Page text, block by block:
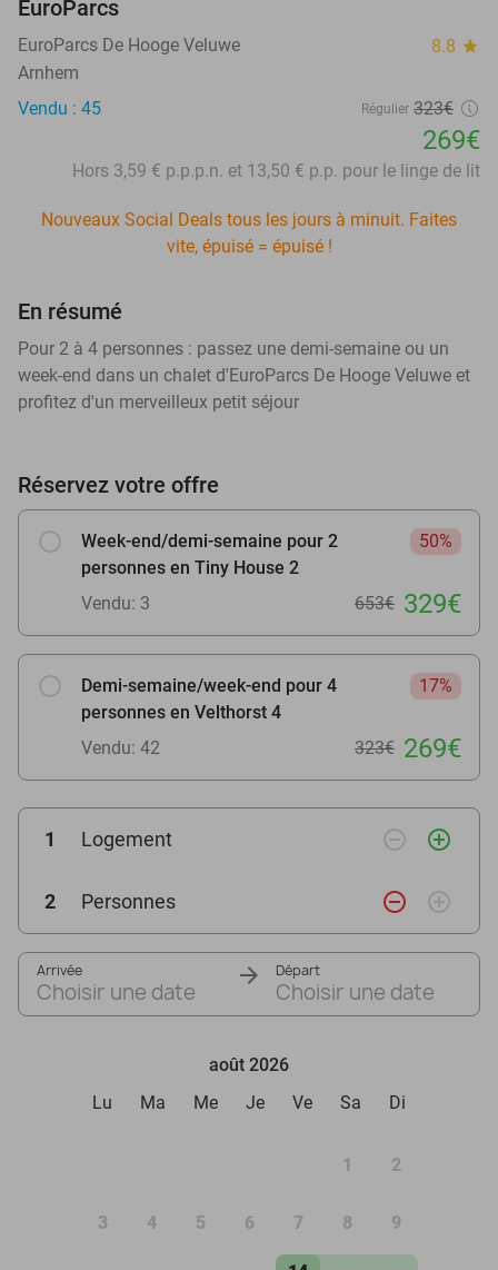
EuroParcs
EuroParcs De Hooge Veluwe 8.8 star
Arnhem
Vendu : 45
Régulier 323€
269€
Hors 3,59 € p.p.p.n. et 13,50 € p.p. pour le linge de lit
Nouveaux Social Deals tous les jours à minuit. Faites
vite, épuisé = épuisé !
En résumé
Pour 2 à 4 personnes : passez une demi-semaine ou un
week-end dans un chalet d'EuroParcs De Hooge Veluwe et
profitez d'un merveilleux petit séjour
Réservez votre offre
Week-end/demi-semaine pour 2
personnes en Tiny House 2
50%
Vendu: 3 653€ 329€
Demi-semaine/week-end pour 4
personnes en Velthorst 4
17%
Vendu: 42 323€ 269€
1 Logement remove_circle_outline add_circle_outline
2 Personnes remove_circle_outline add_circle_outline
Arrivée
Choisir une date
Départ
Choisir une date
août 2026
Lu
Ma Me Je Ve Sa Di
1 2
3 4 5 6 7 8 9